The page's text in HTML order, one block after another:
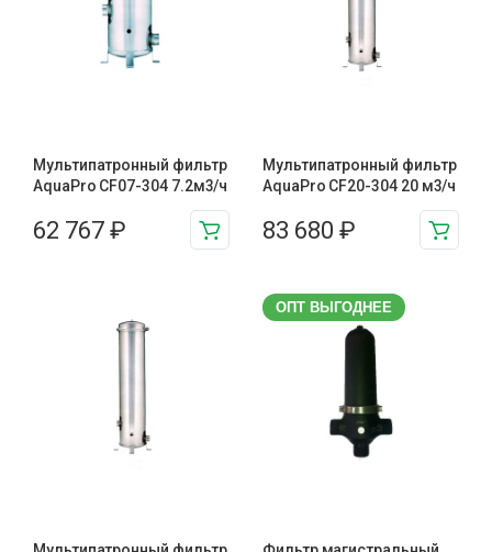
Мультипатронный фильтр
AquaPro CF07-304 7.2м3/ч
62 767 ₽
Мультипатронный фильтр
AquaPro CF20-304 20 м3/ч
83 680 ₽
ОПТ ВЫГОДНЕЕ